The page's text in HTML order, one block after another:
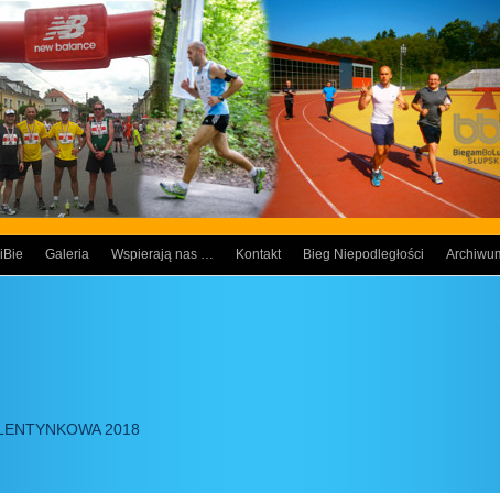
Galeria Wspierają nas … Kontakt Bieg Niepodległości
2018